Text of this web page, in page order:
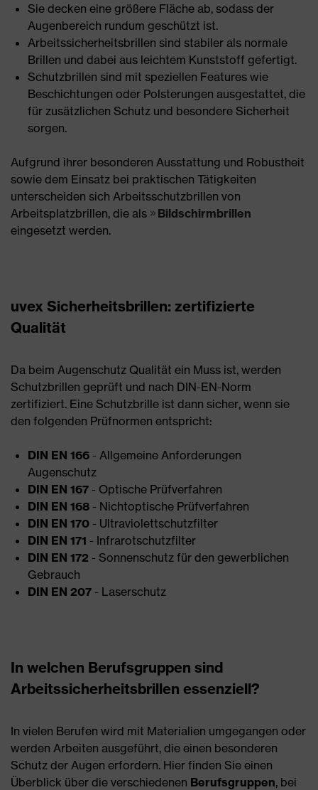
Sie decken eine größere Fläche ab, sodass der
Augenbereich rundum geschützt ist.
Arbeitssicherheitsbrillen sind stabiler als normale
Brillen und dabei aus leichtem Kunststoff gefertigt.
Schutzbrillen sind mit speziellen Features wie
Beschichtungen oder Polsterungen ausgestattet, die
für zusätzlichen Schutz und besondere Sicherheit
sorgen.
Aufgrund ihrer besonderen Ausstattung und Robustheit
sowie dem Einsatz bei praktischen Tätigkeiten
unterscheiden sich Arbeitsschutzbrillen von
Arbeitsplatzbrillen, die als
Bildschirmbrillen
eingesetzt werden.
uvex Sicherheitsbrillen: zertifizierte
Qualität
Da beim Augenschutz Qualität ein Muss ist, werden
Schutzbrillen geprüft und nach DIN-EN-Norm
zertifiziert. Eine Schutzbrille ist dann sicher, wenn sie
den folgenden Prüfnormen entspricht:
DIN EN 166 - Allgemeine Anforderungen
Augenschutz
DIN EN 167 - Optische Prüfverfahren
DIN EN 168 - Nichtoptische Prüfverfahren
DIN EN 170 - Ultraviolettschutzfilter
DIN EN 171 - Infrarotschutzfilter
DIN EN 172 - Sonnenschutz für den gewerblichen
Gebrauch
DIN EN 207 - Laserschutz
In welchen Berufsgruppen sind
Arbeitssicherheitsbrillen essenziell?
In vielen Berufen wird mit Materialien umgegangen oder
werden Arbeiten ausgeführt, die einen besonderen
Schutz der Augen erfordern. Hier finden Sie einen
Überblick über die verschiedenen Berufsgruppen, bei